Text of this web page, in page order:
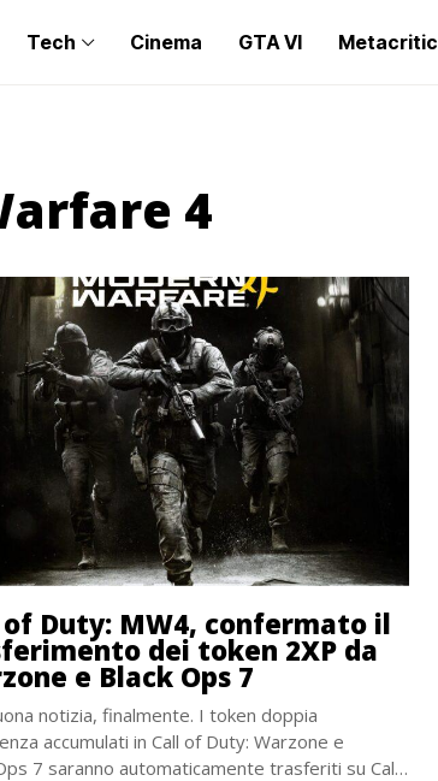
Tech Cinema GTA VI Metacritic
4
of Duty: MW4, confermato il
dei token 2XP da
e Black Ops 7
notizia, finalmente. I token doppia
accumulati in Call of Duty: Warzone e
7 saranno automaticamente trasferiti su Call